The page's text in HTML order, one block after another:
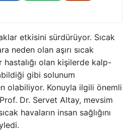
etkisini sürdürüyor. Sıcak
neden olan aşırı sıcak
olan kişilerde kalp-
gibi solunum
olabiliyor. Konuyla ilgili önemli
Dr. Servet Altay, mevsim
havaların insan sağlığını